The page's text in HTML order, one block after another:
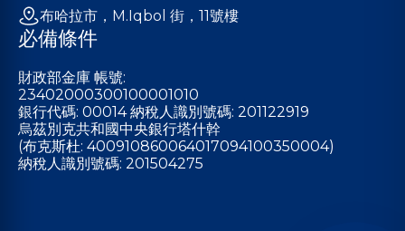
布哈拉市，M.Iqbol 街，11號樓
必備條件
財政部金庫 帳號:
23402000300100001010
銀行代碼: 00014 納稅人識別號碼: 201122919
烏茲別克共和國中央銀行塔什幹
(布克斯杜: 400910860064017094100350004)
納稅人識別號碼: 201504275